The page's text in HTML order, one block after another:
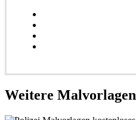
Weitere Malvorlagen